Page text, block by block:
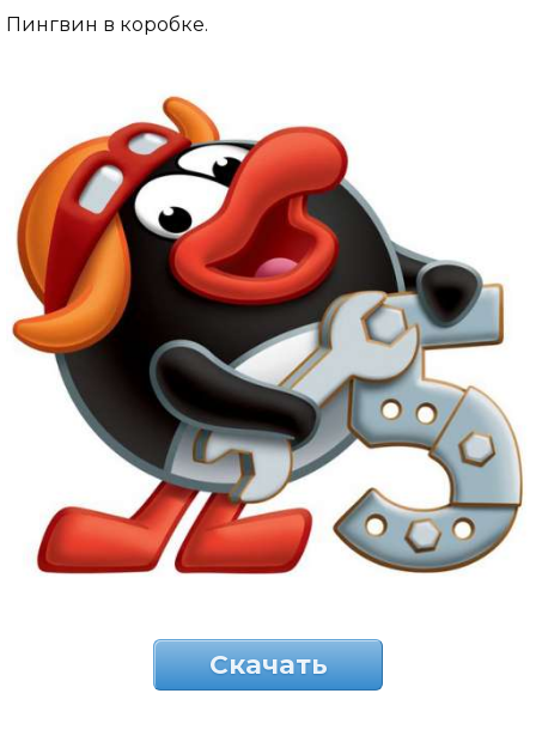
Пингвин в коробке.
Скачать